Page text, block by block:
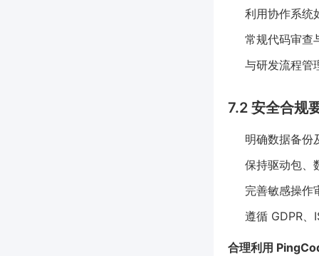
利用协作系统
常规代码审查
与研发流程管
7.2 安全合规
明确数据备份
保持驱动包、
完善敏感操作
遵循 GDPR、
合理利用